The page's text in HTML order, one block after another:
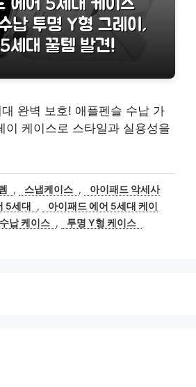
완벽 보호! 애플펜슬 수납 가
이 케이스로 스타일과 실용성을
, 스냅케이스 ,
아이패드 악세사
5세대 ,
아이패드 에어 5세대 케이
납 케이스 , 투명 Y형 케이스